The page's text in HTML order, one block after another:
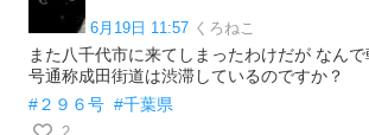
6月19日 11:57 くろねこ
また八千代市に来てしまったわけだが なん
号通称成田街道は渋滞しているのですか？
#２９６号 #千葉県